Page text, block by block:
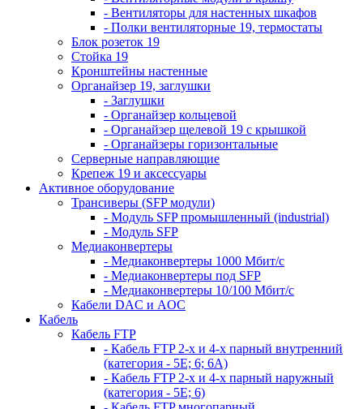
- Вентиляторы для настенных шкафов
- Полки вентиляторные 19, термостаты
Блок розеток 19
Стойка 19
Кронштейны настенные
Органайзер 19, заглушки
- Заглушки
- Органайзер кольцевой
- Органайзер щелевой 19 с крышкой
- Органайзеры горизонтальные
Серверные направляющие
Крепеж 19 и аксессуары
Активное оборудование
Трансиверы (SFP модули)
- Модуль SFP промышленный (industrial)
- Модуль SFP
Медиаконвертеры
- Медиаконвертеры 1000 Мбит/с
- Медиаконвертеры под SFP
- Медиаконвертеры 10/100 Мбит/с
Кабели DAC и AOC
Кабель
Кабель FTP
- Кабель FTP 2-х и 4-х парный внутренний
(категория - 5Е; 6; 6А)
- Кабель FTP 2-х и 4-х парный наружный
(категория - 5Е; 6)